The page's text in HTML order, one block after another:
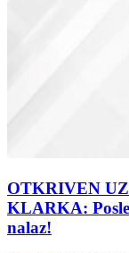
OTKRIVEN
KLARKA: Posle
nalaz!